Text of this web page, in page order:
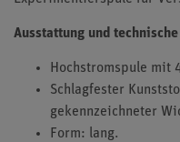
Ausstattung und
Hochstromspule mit
Schlagfester
gekennzeichneter
Form: lang.